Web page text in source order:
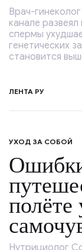
Врач-
канале
спермы
генетических
становится
ЛЕНТА РУ
УХОД ЗА СОБОЙ
Нутрициолог